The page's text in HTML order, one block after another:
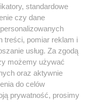
jest
korzystania z portali
sięz nami
standardowe
czy dane
treści, pomiar reklam i
usług. Za zgodą
możemy używać
oraz aktywnie
do celów
prywatność, prosimy